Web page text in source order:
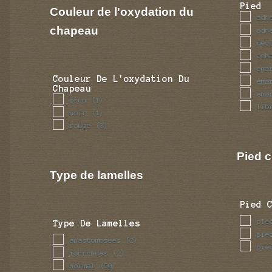
Couleur de l'oxydation du
chapeau
Couleur De L'oxydation Du
Chapeau
brun (1)
noir (1)
rouge (3)
Type de lamelles
Type De Lamelles
anastomosees (2)
fourchues (2)
normal (50)
Pied
Pied
Pied